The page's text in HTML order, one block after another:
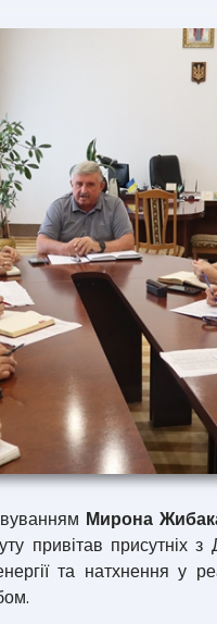
Мирона
привітав
та натхнення у